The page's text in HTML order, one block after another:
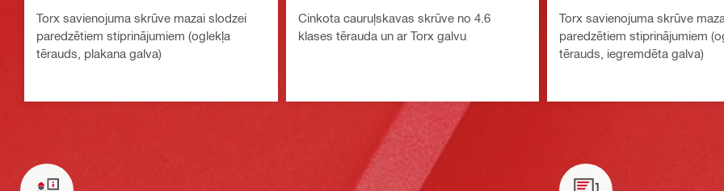
Torx savienojuma skrūve mazai slodzei
paredzētiem stiprinājumiem (oglekļa
tērauds, plakana galva)
Cinkota cauruļskavas skrūve no 4.6
klases tērauda un ar Torx galvu
Torx savienojuma skrūve
paredzētiem stiprinājumiem
tērauds, iegremdēta galva)